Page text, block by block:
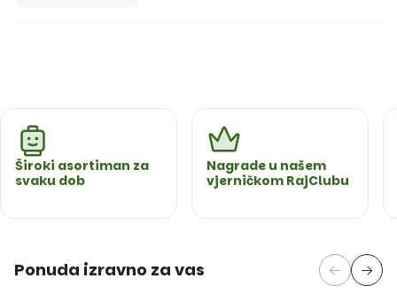
Široki asortiman za
svaku dob
Nagrade u našem
vjerničkom RajClubu
Ponuda izravno za vas